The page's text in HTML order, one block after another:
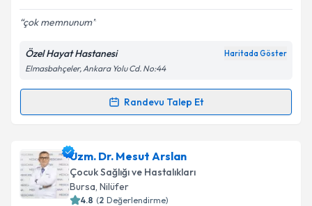
Kişisel verilerimin işlenmesine ilişkin
Metni'ni okudum ve kişisel verilerimin belirtilen
kapsamda işlenmesini kabul ediyorum.
çok memnunum
Özel Hayat Hastanesi Haritada Göster
Elmasbahçeler, Ankara Yolu Cd. No:44
Randevu Talep Et
Randevu Takvimi Talebi
Uzm. Dr. Meltem Kocukoğlu Dündar
takvimi talebi oluşturun. Size bu uzmandan randevu
almanız için bir takvim hazırlandığında e-posta ile
bilgilendireceğiz.
Uzm. Dr. Mesut Arslan
Çocuk Sağlığı ve Hastalıkları
Bursa, Nilüfer
4.8 (2 Değerlendirme)